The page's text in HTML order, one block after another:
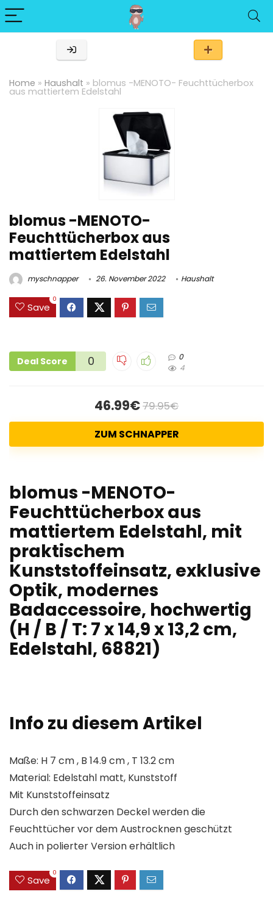
Home » Haushalt » blomus -MENOTO- Feuchttücherbox
aus mattiertem Edelstahl
blomus -MENOTO-
Feuchttücherbox aus
mattiertem Edelstahl
myschnapper 26. November 2022 Haushalt
Save
0
Deal Score 0
0
4
46.99€79.95€
ZUM SCHNAPPER
blomus -MENOTO-
Feuchttücherbox aus
mattiertem Edelstahl, mit
praktischem
Kunststoffeinsatz, exklusive
Optik, modernes
Badaccessoire, hochwertig
(H / B / T: 7 x 14,9 x 13,2 cm,
Edelstahl, 68821)
Info zu diesem Artikel
Maße: H 7 cm , B 14.9 cm , T 13.2 cm
Material: Edelstahl matt, Kunststoff
Mit Kunststoffeinsatz
Durch den schwarzen Deckel werden die
Feuchttücher vor dem Austrocknen geschützt
Auch in polierter Version erhältlich
Save
0